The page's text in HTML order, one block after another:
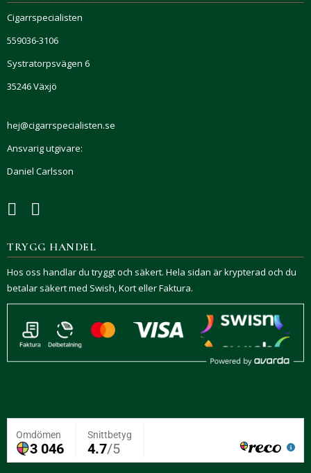
Cigarrspecialisten
559036-3106
Systratorpsvägen 6
35246 Växjö
hej@cigarrspecialisten.se
Ansvarig utgivare:
Daniel Carlsson
TRYGG HANDEL
Hos oss handlar du tryggt och säkert. Hela sidan är krypterad och du
betalar säkert med Swish, Kort eller Faktura.